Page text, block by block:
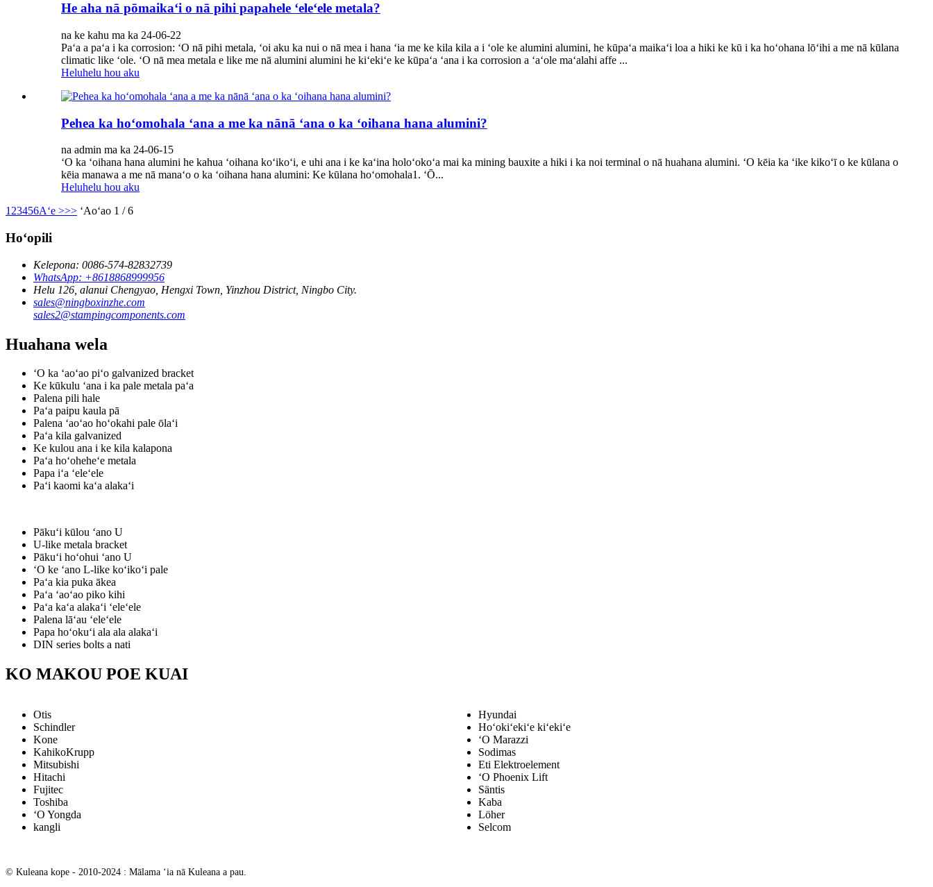
He aha nā pōmaikaʻi o nā pihi papahele ʻeleʻele metala?
na ke kahu ma ka 24-06-22
Paʻa a paʻa i ka corrosion: ʻO nā pihi metala, ʻoi aku ka nui o nā mea i hana ʻia me ke kila kila a i ʻole ke alumini alumini, he kūpaʻa maikaʻi loa a hiki ke kū i ka hoʻohana lōʻihi a me nā kūlana
climatic like ʻole. ʻO nā mea metala e like me nā alumini alumini he kiʻekiʻe ke kūpaʻa ʻana i ka corrosion a ʻaʻole maʻalahi affe ...
Heluhelu hou aku
Pehea ka hoʻomohala ʻana a me ka nānā ʻana o ka ʻoihana hana alumini?
na admin ma ka 24-06-15
ʻO ka ʻoihana hana alumini he kahua ʻoihana koʻikoʻi, e uhi ana i ke kaʻina holoʻokoʻa mai ka mining bauxite a hiki i ka noi terminal o nā huahana alumini. ʻO kēia ka ʻike kikoʻī o ke kūlana o
kēia manawa a me nā manaʻo o ka ʻoihana hana alumini: Ke kūlana hoʻomohala1. ʻŌ...
Heluhelu hou aku
1 23456Aʻe >>> ʻAoʻao 1 / 6
Hoʻopili
Kelepona: 0086-574-82832739
WhatsApp: +8618868999956
Helu 126, alanui Chengyao, Hengxi Town, Yinzhou District, Ningbo City.
sales@ningboxinzhe.com
sales2@stampingcomponents.com
Huahana wela
ʻO ka ʻaoʻao piʻo galvanized bracket
Ke kūkulu ʻana i ka pale metala paʻa
Palena pili hale
Paʻa paipu kaula pā
Palena ʻaoʻao hoʻokahi pale ōlaʻi
Paʻa kila galvanized
Ke kulou ana i ke kila kalapona
Paʻa hoʻoheheʻe metala
Papa iʻa ʻeleʻele
Paʻi kaomi kaʻa alakaʻi
Pākuʻi kūlou ʻano U
U-like metala bracket
Pākuʻi hoʻohui ʻano U
ʻO ke ʻano L-like koʻikoʻi pale
Paʻa kia puka ākea
Paʻa ʻaoʻao piko kihi
Paʻa kaʻa alakaʻi ʻeleʻele
Palena lāʻau ʻeleʻele
Papa hoʻokuʻi ala ala alakaʻi
DIN series bolts a nati
KO MAKOU POE KUAI
Otis
Schindler
Kone
KahikoKrupp
Mitsubishi
Hitachi
Fujitec
Toshiba
ʻO Yongda
kangli
Hyundai
Hoʻokiʻekiʻe kiʻekiʻe
ʻO Marazzi
Sodimas
Eti Elektroelement
ʻO Phoenix Lift
Säntis
Kaba
Löher
Selcom
© Kuleana kope - 2010-2024 : Mālama ʻia nā Kuleana a pau.